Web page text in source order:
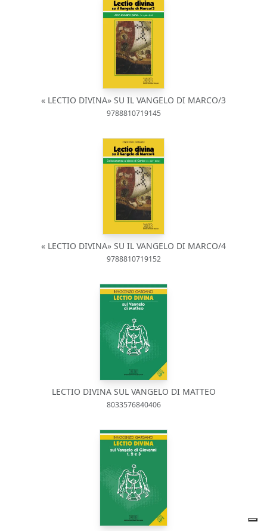
« LECTIO DIVINA» SU IL VANGELO DI MARCO/3
9788810719145
« LECTIO DIVINA» SU IL VANGELO DI MARCO/4
9788810719152
LECTIO DIVINA SUL VANGELO DI MATTEO
8033576840406